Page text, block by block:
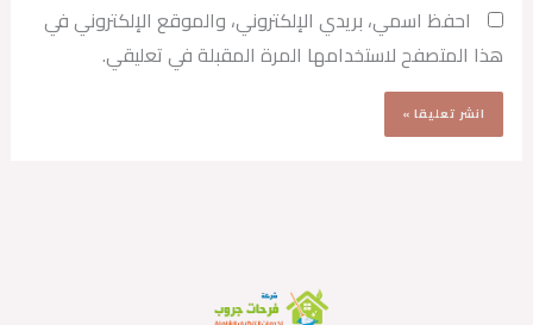
احفظ اسمي، بريدي الإلكتروني، والموقع الإلكتروني في
هذا المتصفح لاستخدامها المرة المقبلة في تعليقي.